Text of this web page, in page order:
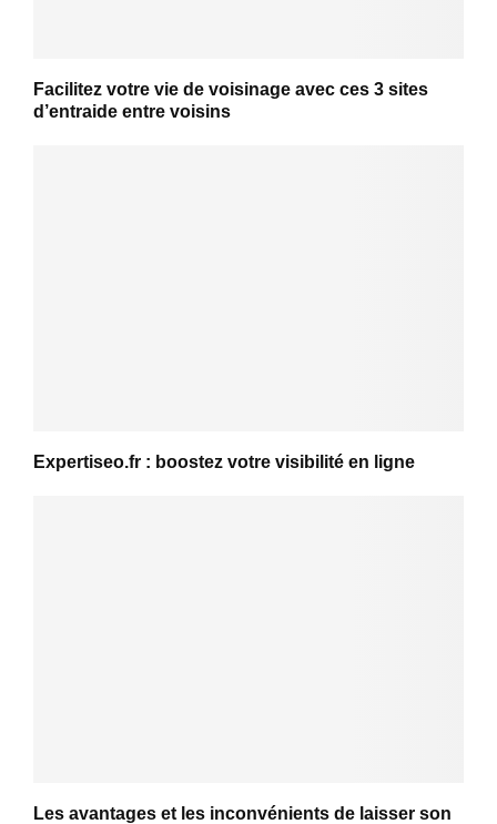
Facilitez votre vie de voisinage avec ces 3 sites
d’entraide entre voisins
Expertiseo.fr : boostez votre visibilité en ligne
Les avantages et les inconvénients de laisser son